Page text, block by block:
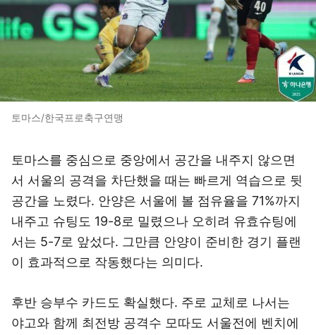
토마스/한국프로축구연맹
토마스를 중심으로 중앙에서 공간을 내주지 않으면
서 서울의 공격을 차단했을 때는 빠르게 역습으로 뒷
공간을 노렸다. 안양은 서울에 볼 점유율을 71%까지
내주고 슈팅도 19-8로 밀렸으나 오히려 유효슈팅에
서는 5-7로 앞섰다. 그만큼 안양이 준비한 경기 플랜
이 효과적으로 작동했다는 의미다.
후반 승부수 카드도 확실했다. 주로 교체로 나서는
야고와 함께 최전방 공격수 모따도 서울전에 벤치에